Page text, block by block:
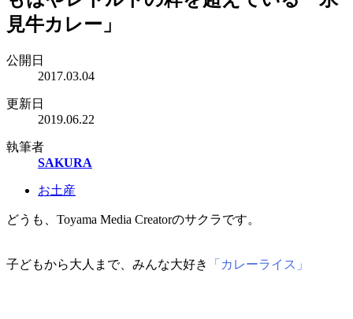
見牛カレー」
公開日
2017.03.04
更新日
2019.06.22
執筆者
SAKURA
お土産
どうも、Toyama Media Creatorのサクラです。
子どもから大人まで、みんな大好き 「カレーライス」